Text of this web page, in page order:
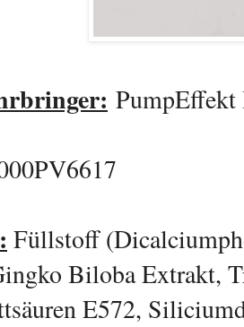
Füllstoff
Biloba Extrakt,
E572,